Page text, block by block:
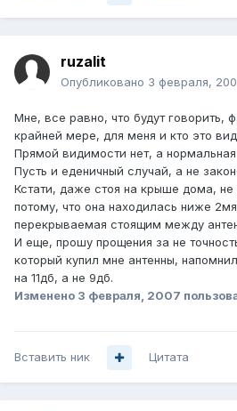
ruzalit
Опубликовано 3 февраля,
Мне, все равно, что будут говорить,
крайней мере, для меня и кто это
Прямой видимости нет, а нормальная
Пусть и еденичный случай, а не
Кстати, даже стоя на крыше дома, не
потому, что она находилась ниже
перекрываемая стоящим между
И еще, прошу прощения за не
который купил мне антенны,
на 11дб, а не 9дб.
Изменено 3 февраля, 2007
Вставить ник Цитата